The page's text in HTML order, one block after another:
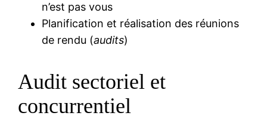
n’est pas vous
Planification et réalisation des réunions
de rendu (audits)
Audit sectoriel et
concurrentiel